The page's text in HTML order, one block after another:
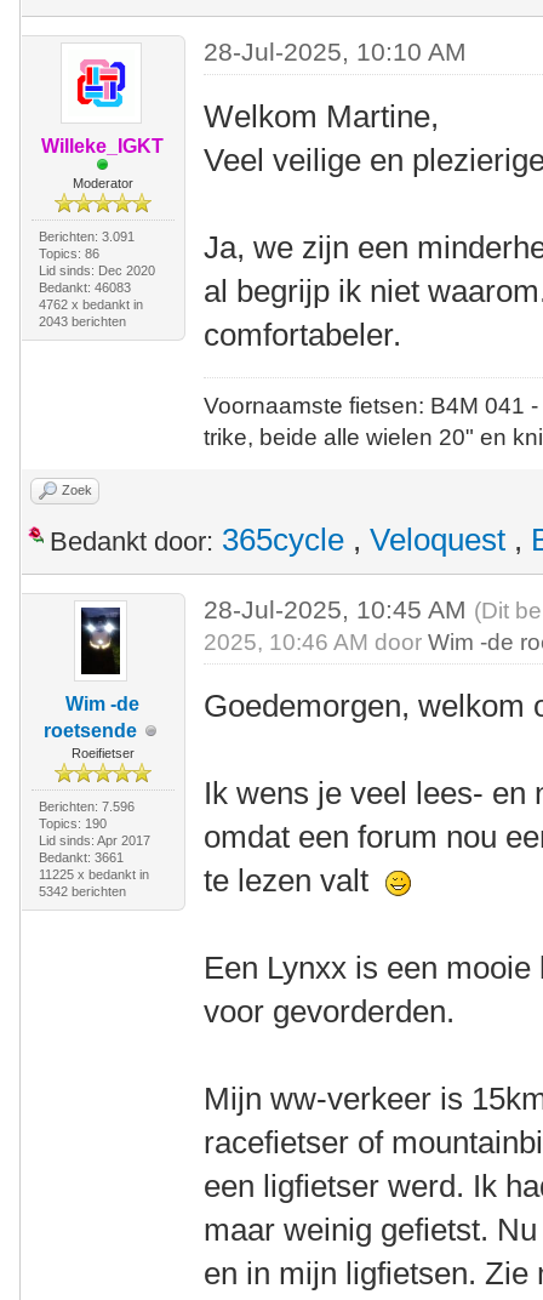
Willeke_IGKT
Moderator
Berichten: 3.091
Topics: 86
Lid sinds: Dec 2020
Bedankt: 46083
4762 x bedankt in
2043 berichten
28-Jul-2025, 10:10 AM
Welkom Martine,
Veel veilige en
Ja, we zijn een
al begrijp ik niet
comfortabeler.
Voornaamste fietsen: B4M
trike, beide alle wielen 20" en
Zoek
Bedankt door: 365cycle , Veloquest ,
Wim -de
roetsende
Roeifietser
Berichten: 7.596
Topics: 190
Lid sinds: Apr 2017
Bedankt: 3661
11225 x bedankt in
5342 berichten
28-Jul-2025, 10:45 AM (Dit
2025, 10:46 AM doorWim -de
Goedemorgen, welkom
Ik wens je veel lees- en
omdat een forum nou
te lezen valt
Een Lynxx is een
voor gevorderden.
Mijn ww-verkeer is
racefietser of
een ligfietser werd. Ik
maar weinig gefietst.
en in mijn ligfietsen. Zie